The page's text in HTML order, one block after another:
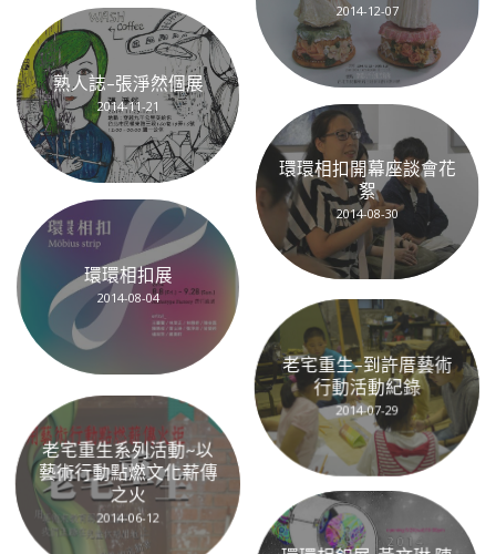
2014-12-07
熟人誌–張淨然個展
2014-11-21
環環相扣開幕座談會花
絮
2014-08-30
環環相扣展
2014-08-04
老宅重生–到許厝藝術
行動活動紀錄
2014-07-29
老宅重生系列活動~以
藝術行動點燃文化薪傳
之火
2014-06-12